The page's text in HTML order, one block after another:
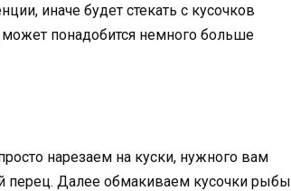
иначе будет стекать с кусочков
понадобится немного больше
нарезаем на куски, нужного вам
перец. Далее обмакиваем кусочки рыбы